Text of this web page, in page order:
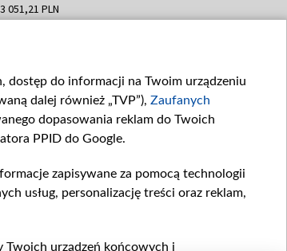
051,21 PLN
PLN
GRUDZIEŃ 2025
mln)
000,00 PLN
370 mln,8
180 mln, 8
dostęp do informacji na Twoim urządzeniu
dalej również „TVP”), Zaufanych
dopasowania reklam do Twoich
PPID do Google.
zapisywane za pomocą technologii
usług, personalizację treści oraz reklam,
Twoich urządzeń końcowych i